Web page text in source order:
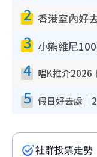
2
3
4
5